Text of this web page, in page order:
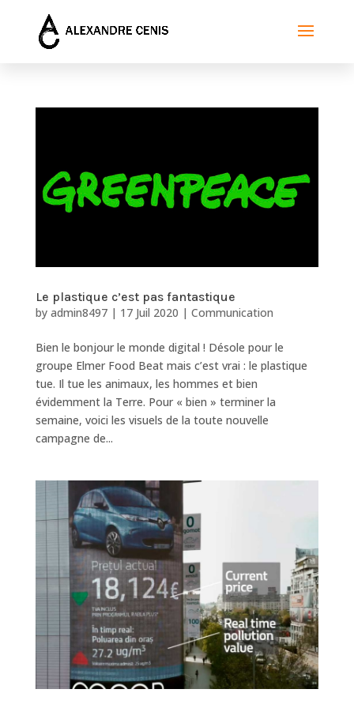
Le plastique c’est pas fantastique
by admin8497| 17 Juil 2020 | Communication
Bien le bonjour le monde digital ! Désole pour le
groupe Elmer Food Beat mais c’est vrai : le plastique
tue. Il tue les animaux, les hommes et bien
évidemment la Terre. Pour « bien » terminer la
semaine, voici les visuels de la toute nouvelle
campagne de...